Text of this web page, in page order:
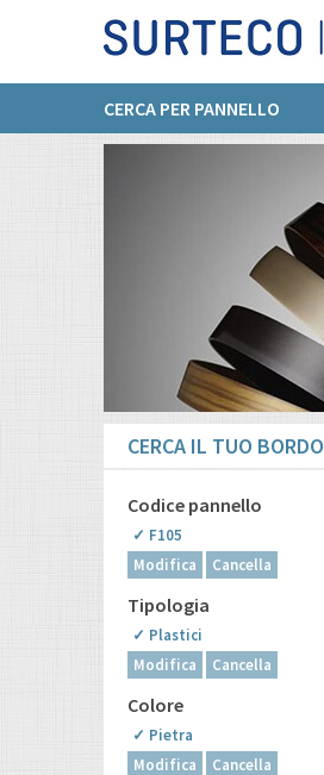
CERCA PER PANNELLO
CERCA IL TUO BORDO
Codice pannello
✓ F105
Modifica
Cancella
Tipologia
✓ Plastici
Modifica
Cancella
Colore
✓ Pietra
Modifica
Cancella